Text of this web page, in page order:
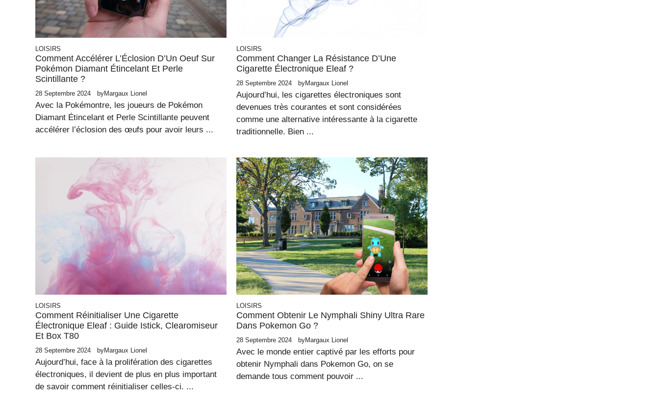
LOISIRS
Comment Accélérer L’Éclosion D’Un Oeuf Sur
Pokémon Diamant Étincelant Et Perle
Scintillante ?
28 Septembre 2024 byMargaux Lionel
Avec la Pokémontre, les joueurs de Pokémon
Diamant Étincelant et Perle Scintillante peuvent
accélérer l’éclosion des œufs pour avoir leurs ...
LOISIRS
Comment Changer La Résistance D’Une
Cigarette Électronique Eleaf ?
28 Septembre 2024 byMargaux Lionel
Aujourd’hui, les cigarettes électroniques sont
devenues très courantes et sont considérées
comme une alternative intéressante à la cigarette
traditionnelle. Bien ...
LOISIRS
Comment Réinitialiser Une Cigarette
Électronique Eleaf : Guide Istick, Clearomiseur
Et Box T80
28 Septembre 2024 byMargaux Lionel
Aujourd’hui, face à la prolifération des cigarettes
électroniques, il devient de plus en plus important
de savoir comment réinitialiser celles-ci. ...
LOISIRS
Comment Obtenir Le Nymphali Shiny Ultra Rare
Dans Pokemon Go ?
28 Septembre 2024 byMargaux Lionel
Avec le monde entier captivé par les efforts pour
obtenir Nymphali dans Pokemon Go, on se
demande tous comment pouvoir ...